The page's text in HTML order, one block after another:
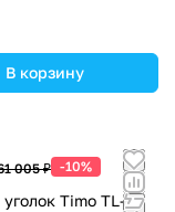
В корзину
005 ₽ -10%
Timo TL-